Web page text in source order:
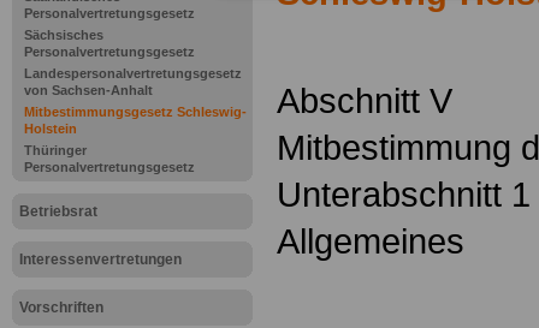
Personalvertretungsgesetz
Sächsisches
Personalvertretungsgesetz
Landespersonalvertretungsgesetz
von Sachsen-Anhalt
Mitbestimmungsgesetz Schleswig-
Holstein
Thüringer
Personalvertretungsgesetz
Betriebsrat
Interessenvertretungen
Vorschriften
Abschnitt V
Mitbestimmung
Unterabschnitt 1
Allgemeines